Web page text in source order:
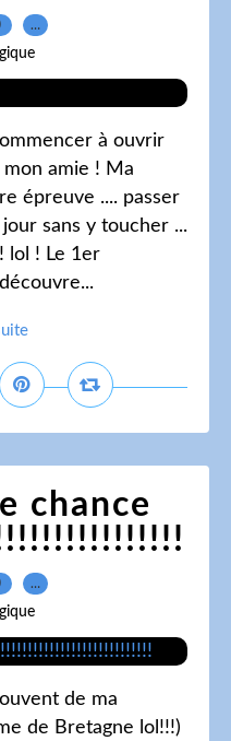
…
à ouvrir
mon amie ! Ma
épreuve .... passer
sans y toucher ...
lol ! Le 1er
chance
…
de ma
de Bretagne lol!!!)